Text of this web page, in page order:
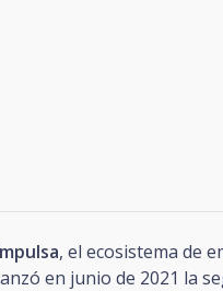
, el ecosistema de
en junio de 2021 la